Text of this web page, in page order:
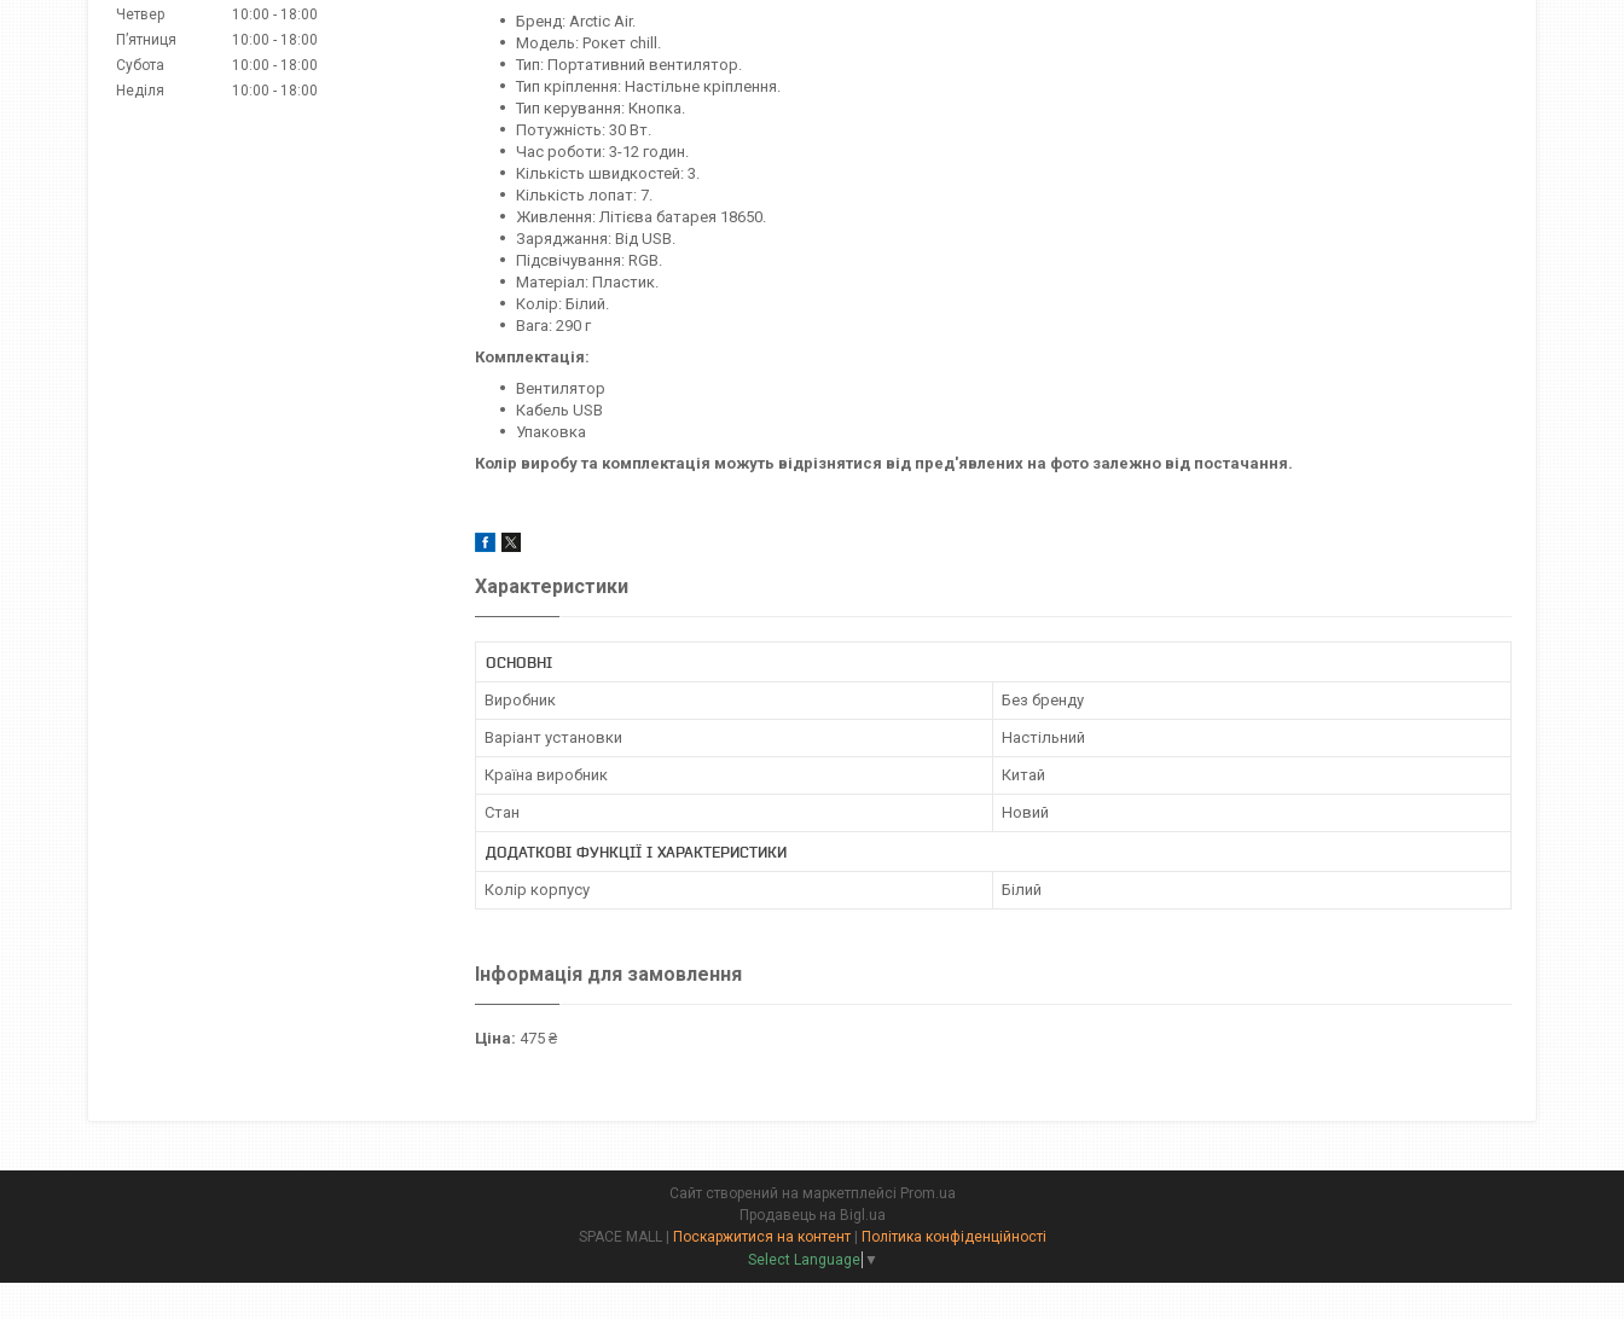
Бренд: Arctic Air.
Модель: Рокет chill.
Тип: Портативний вентилятор.
Тип кріплення: Настільне кріплення.
Тип керування: Кнопка.
Потужність: 30 Вт.
Час роботи: 3-12 годин.
Кількість швидкостей: 3.
Кількість лопат: 7.
Живлення: Літієва батарея 18650.
Заряджання: Від USB.
Підсвічування: RGB.
Матеріал: Пластик.
Колір: Білий.
Вага: 290 г
Комплектація:
Вентилятор
Кабель USB
Упаковка
Колір виробу та комплектація можуть відрізнятися від пред'явлених на фото залежно від постачання.
Характеристики
ОСНОВНІ
Виробник Без бренду
Варіант установки Настільний
Країна виробник Китай
Стан Новий
ДОДАТКОВІ ФУНКЦІЇ І ХАРАКТЕРИСТИКИ
Колір корпусу Білий
Інформація для замовлення
Ціна: 475 ₴
Четвер
10:00
18:00
Пʼятниця
10:00
18:00
Субота
10:00
18:00
Неділя
10:00 18:00
Сайт створений на маркетплейсі Prom.ua
Продавець на Bigl.ua
Поскаржитися на контент
Політика конфіденційності
Select Language ▼